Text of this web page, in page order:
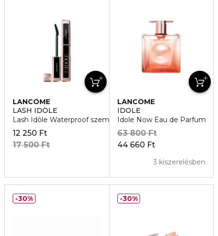
LANCÔME
LASH IDÔLE
Lash Idôle Waterproof szempillaspirál
12 250 Ft
17 500 Ft
LANCÔME
IDOLE
Idole Now Eau de Parfum
44 660 Ft
63 800 Ft
3 kiszerelésben
30% 30%